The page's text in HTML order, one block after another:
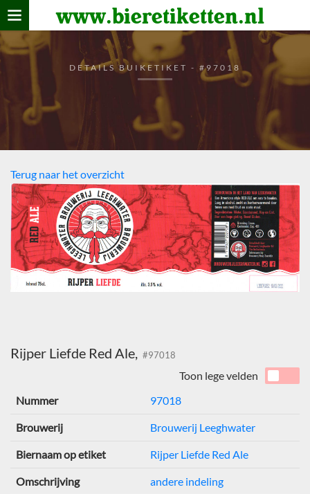
www.bieretiketten.nl
Home
verzamelen
De bierkaart
Bezoekers
DETAILS BUIKETIKET - #97018
Terug naar het overzicht
Rijper Liefde Red Ale, #97018
Toon lege velden
Nummer
97018
Brouwerij Brouwerij Leeghwater
Biernaam op etiket Rijper Liefde Red Ale
Omschrijving andere indeling